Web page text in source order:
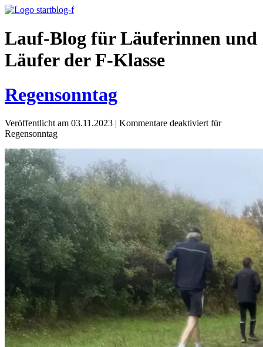
Lauf-Blog für Läuferinnen und
Läufer der F-Klasse
Regensonntag
Veröffentlicht am 03.11.2023 | Kommentare deaktiviert für
Regensonntag